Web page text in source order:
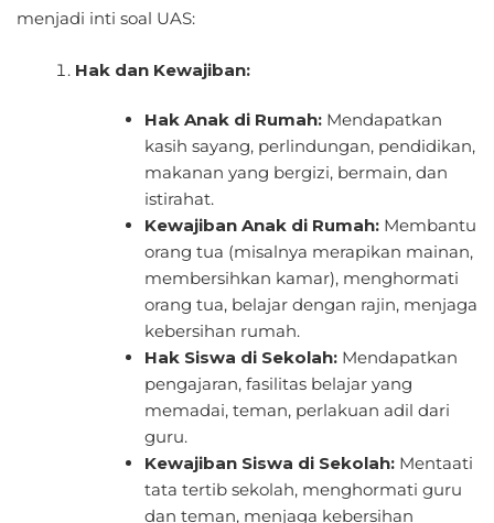
menjadi inti soal UAS:
Hak dan Kewajiban:
Hak Anak di Rumah:Mendapatkan
kasih sayang, perlindungan, pendidikan,
makanan yang bergizi, bermain, dan
istirahat.
Kewajiban Anak di Rumah:Membantu
orang tua (misalnya merapikan mainan,
membersihkan kamar), menghormati
orang tua, belajar dengan rajin, menjaga
kebersihan rumah.
Hak Siswa di Sekolah:Mendapatkan
pengajaran, fasilitas belajar yang
memadai, teman, perlakuan adil dari
guru.
Kewajiban Siswa di Sekolah:Mentaati
tata tertib sekolah, menghormati guru
dan teman, menjaga kebersihan